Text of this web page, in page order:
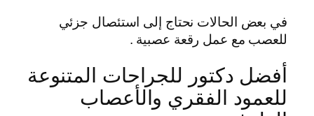
في بعض الحالات نحتاج إلى استئصال جزئي
للعصب مع عمل رقعة عصبية .
أفضل دكتور للجراحات المتنوعة
للعمود الفقري والأعصاب